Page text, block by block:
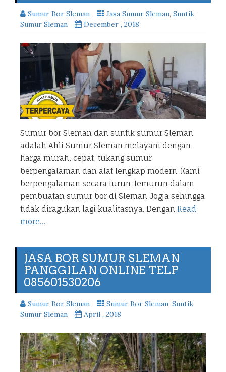
Sumur Bor Sleman Jasa Sumur Sleman, Suntik
Sumur Sleman
December , 2018
Sumur bor Sleman dan suntik sumur Sleman
adalah Ahli Sumur Sleman melayani dengan
harga murah, cepat, tukang sumur
berpengalaman dan alat lengkap modern. Kami
berpengalaman secara turun-temurun dalam
pembuatan sumur bor di Sleman Jogja sehingga
tidak diragukan lagi kualitasnya. Dengan Read
more…
JASA BOR SUMUR SLEMAN
PANGGILAN ONLINE TELP
085601530206
Sumur Bor Sleman Sumur Bor Sleman, Suntik
Sumur Sleman
April , 2018